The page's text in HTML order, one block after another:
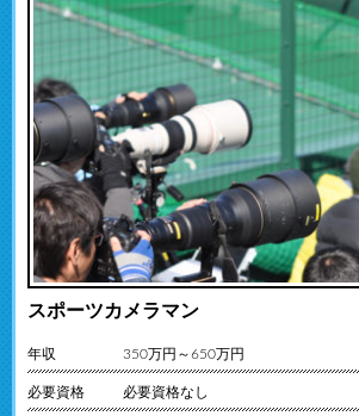
スポーツカメラマン
年収 350万円～650万円
必要資格 必要資格なし